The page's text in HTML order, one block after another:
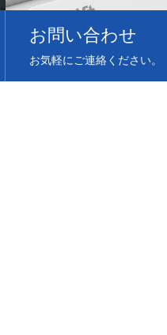
お問い合わせ
お気軽にご連絡ください。